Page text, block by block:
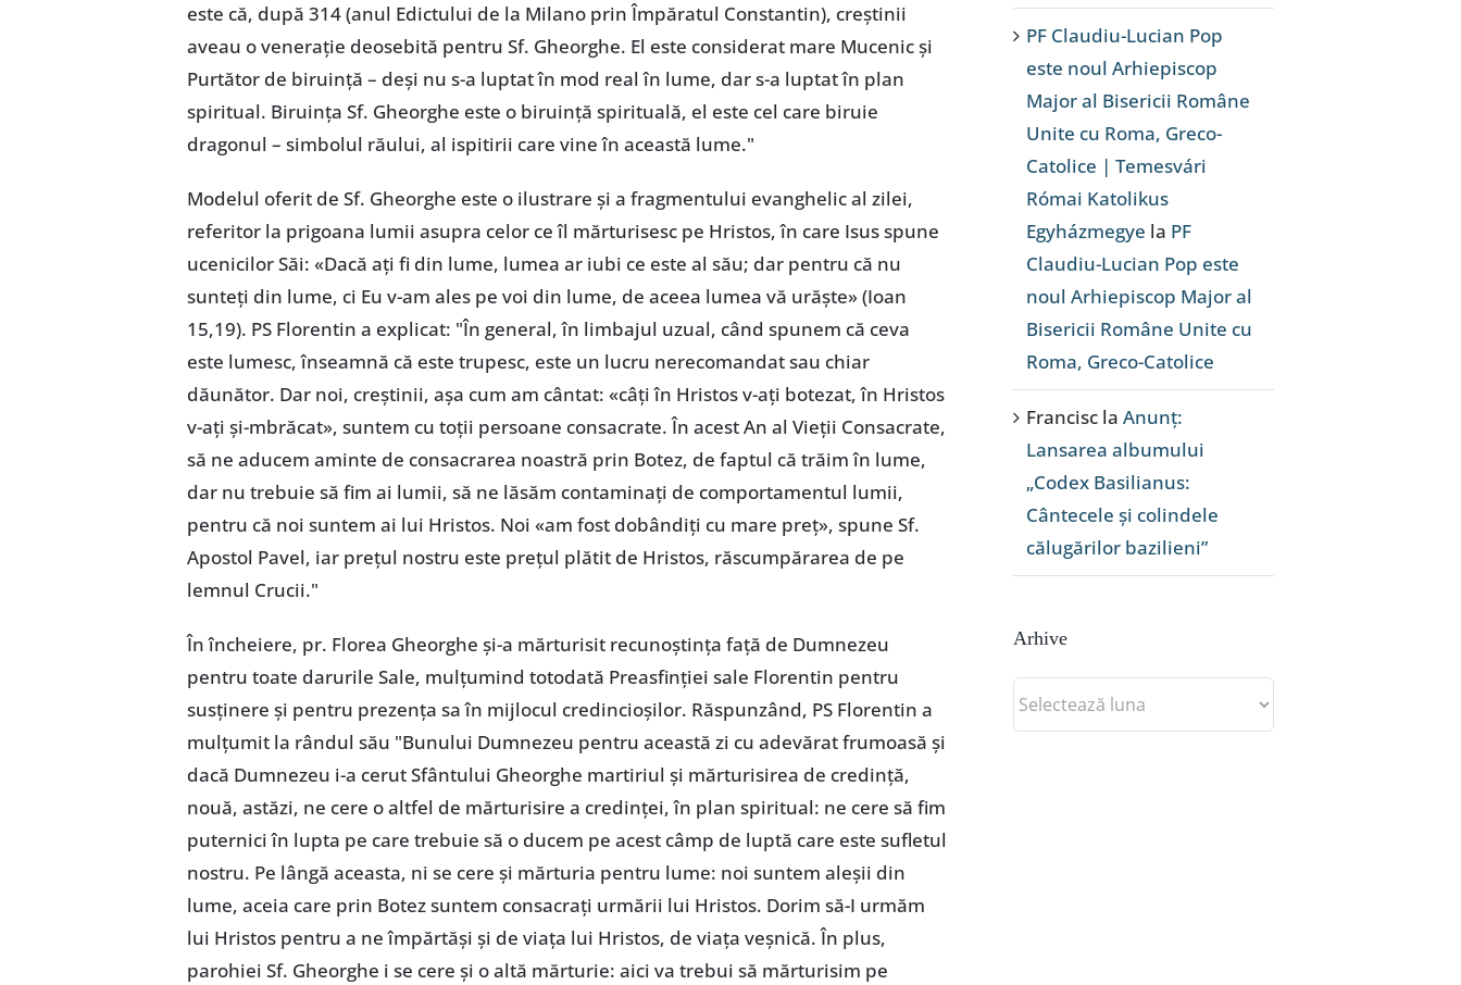
este că, după 314 (anul Edictului de la Milano prin Împăratul Constantin), creştinii
aveau o veneraţie deosebită pentru Sf. Gheorghe. El este considerat mare Mucenic şi
Purtător de biruinţă – deşi nu s-a luptat în mod real în lume, dar s-a luptat în plan
spiritual. Biruinţa Sf. Gheorghe este o biruinţă spirituală, el este cel care biruie
dragonul – simbolul răului, al ispitirii care vine în această lume."
Modelul oferit de Sf. Gheorghe este o ilustrare şi a fragmentului evanghelic al zilei,
referitor la prigoana lumii asupra celor ce îl mărturisesc pe Hristos, în care Isus spune
ucenicilor Săi: «Dacă aţi fi din lume, lumea ar iubi ce este al său; dar pentru că nu
sunteţi din lume, ci Eu v-am ales pe voi din lume, de aceea lumea vă urăşte» (Ioan
15,19). PS Florentin a explicat: "În general, în limbajul uzual, când spunem că ceva
este lumesc, înseamnă că este trupesc, este un lucru nerecomandat sau chiar
dăunător. Dar noi, creştinii, aşa cum am cântat: «câţi în Hristos v-aţi botezat, în Hristos
v-aţi şi-mbrăcat», suntem cu toţii persoane consacrate. În acest An al Vieţii Consacrate,
să ne aducem aminte de consacrarea noastră prin Botez, de faptul că trăim în lume,
dar nu trebuie să fim ai lumii, să ne lăsăm contaminaţi de comportamentul lumii,
pentru că noi suntem ai lui Hristos. Noi «am fost dobândiţi cu mare preţ», spune Sf.
Apostol Pavel, iar preţul nostru este preţul plătit de Hristos, răscumpărarea de pe
lemnul Crucii."
În încheiere, pr. Florea Gheorghe şi-a mărturisit recunoştinţa faţă de Dumnezeu
pentru toate darurile Sale, mulţumind totodată Preasfinţiei sale Florentin pentru
susţinere şi pentru prezenţa sa în mijlocul credincioşilor. Răspunzând, PS Florentin a
mulţumit la rândul său "Bunului Dumnezeu pentru această zi cu adevărat frumoasă şi
dacă Dumnezeu i-a cerut Sfântului Gheorghe martiriul şi mărturisirea de credinţă,
nouă, astăzi, ne cere o altfel de mărturisire a credinţei, în plan spiritual: ne cere să fim
puternici în lupta pe care trebuie să o ducem pe acest câmp de luptă care este sufletul
nostru. Pe lângă aceasta, ni se cere şi mărturia pentru lume: noi suntem aleşii din
lume, aceia care prin Botez suntem consacraţi urmării lui Hristos. Dorim să-I urmăm
lui Hristos pentru a ne împărtăşi şi de viaţa lui Hristos, de viaţa veşnică. În plus,
parohiei Sf. Gheorghe i se cere şi o altă mărturie: aici va trebui să mărturisim pe
PF Claudiu-Lucian Pop
este noul Arhiepiscop
Major al Bisericii Române
Unite cu Roma, Greco-
Catolice | Temesvári
Római Katolikus
Egyházmegye la PF
Claudiu-Lucian Pop este
noul Arhiepiscop Major al
Bisericii Române Unite cu
Roma, Greco-Catolice
Francisc la Anunț:
Lansarea albumului
„Codex Basilianus:
Cântecele și colindele
călugărilor bazilieni”
Arhive
Arhive